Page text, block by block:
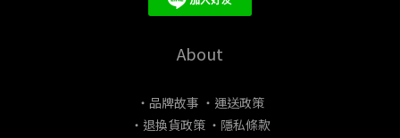
About
・品牌故事 ・運送政策
・退換貨政策 ・隱私條款